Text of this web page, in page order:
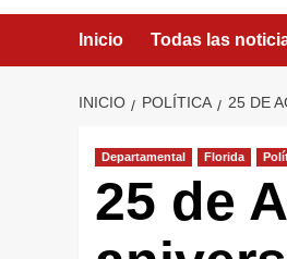
Inicio Todas las
INICIO POLÍTICA 25 DE
Departamental Florida
25 de